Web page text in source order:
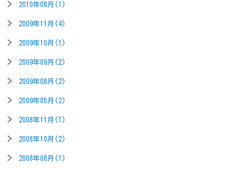
2010年08月(1)
2009年11月(4)
2009年10月(1)
2009年09月(2)
2009年08月(2)
2009年05月(2)
2008年11月(1)
2008年10月(2)
2008年08月(1)